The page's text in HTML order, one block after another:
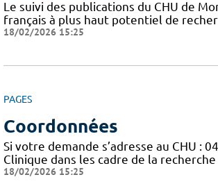
Le suivi des publications du CHU de
français à plus haut potentiel de
18/02/2026 15:25
PAGES
Coordonnées
Si votre demande s’adresse au CHU :
Clinique dans les cadre de la
18/02/2026 15:25